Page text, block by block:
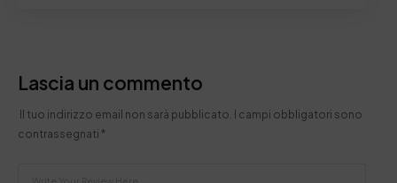
Lascia un commento
Il tuo indirizzo email non sarà pubblicato. I campi obbligatori sono
contrassegnati *